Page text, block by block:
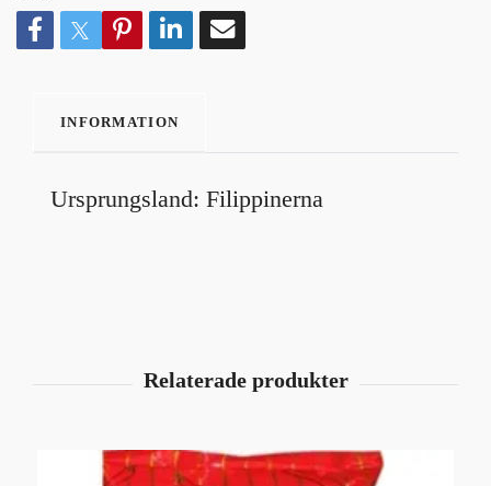
INFORMATION
Ursprungsland: Filippinerna